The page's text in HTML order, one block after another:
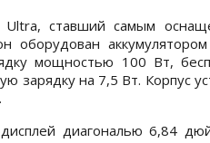
ставший самым
оборудован
мощностью 100 Вт,
зарядку на 7,5 Вт. Корпус
диагональю 6,84